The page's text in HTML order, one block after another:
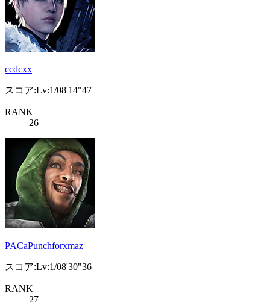
ccdcxx
スコア:Lv:1/08'14"47
RANK
26
PACaPunchforxmaz
スコア:Lv:1/08'30"36
RANK
27